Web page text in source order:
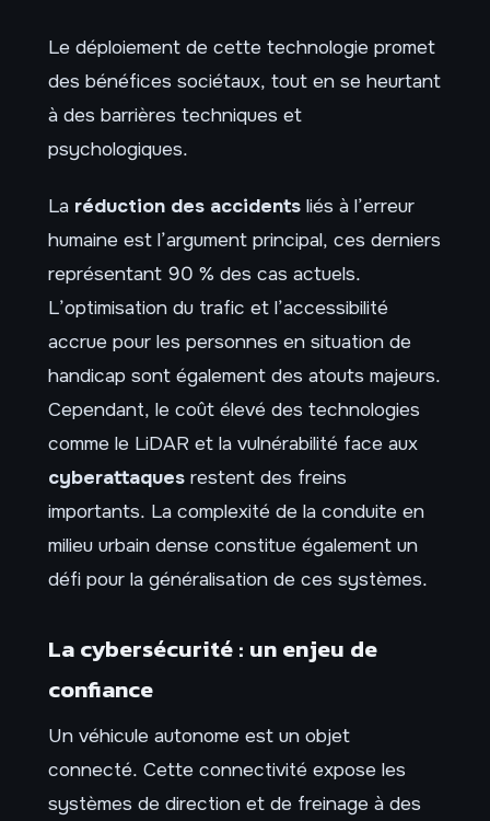
Le déploiement de cette technologie promet
des bénéfices sociétaux, tout en se heurtant
à des barrières techniques et
psychologiques.
La réduction des accidents liés à l’erreur
humaine est l’argument principal, ces derniers
représentant 90 % des cas actuels.
L’optimisation du trafic et l’accessibilité
accrue pour les personnes en situation de
handicap sont également des atouts majeurs.
Cependant, le coût élevé des technologies
comme le LiDAR et la vulnérabilité face aux
cyberattaques restent des freins
importants. La complexité de la conduite en
milieu urbain dense constitue également un
défi pour la généralisation de ces systèmes.
La cybersécurité : un enjeu de
confiance
Un véhicule autonome est un objet
connecté. Cette connectivité expose les
systèmes de direction et de freinage à des